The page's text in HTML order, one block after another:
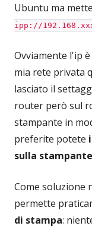
Ubuntu ma
ipp://
Ovviamente l'ip
mia rete privata
lasciato il
router però sul
stampante in
preferite potete
sulla stampante
Come soluzione
permette
di stampa: